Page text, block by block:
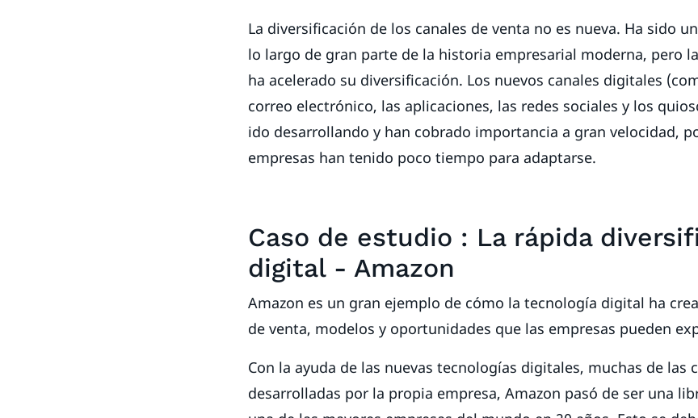
La diversificación de los canales de venta no es nueva. Ha sido
lo largo de gran parte de la historia empresarial moderna, pero
ha acelerado su diversificación. Los nuevos canales digitales
correo electrónico, las aplicaciones, las redes sociales y los
ido desarrollando y han cobrado importancia a gran velocidad,
empresas han tenido poco tiempo para adaptarse.
Caso de estudio : La rápida
digital - Amazon
Amazon es un gran ejemplo de cómo la tecnología digital ha
de venta, modelos y oportunidades que las empresas pueden
Con la ayuda de las nuevas tecnologías digitales, muchas de las
desarrolladas por la propia empresa, Amazon pasó de ser una